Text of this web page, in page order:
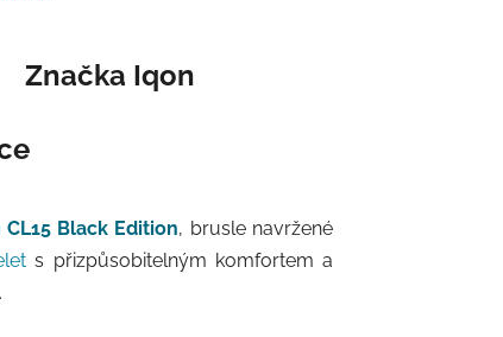
Značka Iqon
CL15 Black Edition, brusle navržené
s přizpůsobitelným komfortem a